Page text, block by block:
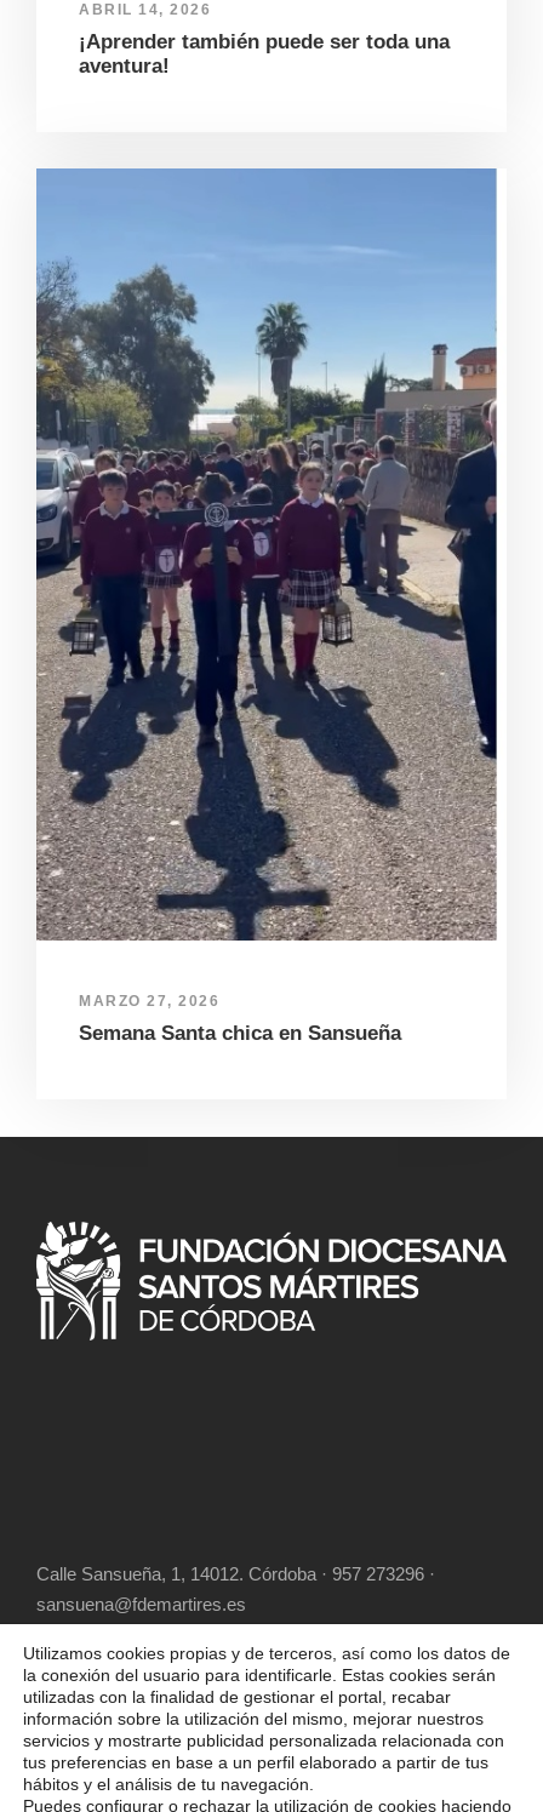
ABRIL 14, 2026
¡Aprender también puede ser toda una
aventura!
MARZO 27, 2026
Semana Santa chica en Sansueña
Calle Sansueña, 1, 14012. Córdoba · 957 273296 ·
sansuena@fdemartires.es
COPYRIGHT 2025 FUNDACIÓN DIOCESANA
Utilizamos cookies propias y de terceros, así como los datos de
la conexión del usuario para identificarle. Estas cookies serán
utilizadas con la finalidad de gestionar el portal, recabar
información sobre la utilización del mismo, mejorar nuestros
servicios y mostrarte publicidad personalizada relacionada con
tus preferencias en base a un perfil elaborado a partir de tus
hábitos y el análisis de tu navegación.
Puedes configurar o rechazar la utilización de cookies haciendo